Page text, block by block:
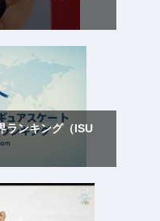
ランキング（ISU